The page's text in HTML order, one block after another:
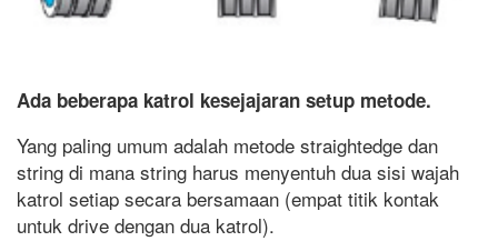
Ada beberapa katrol kesejajaran setup metode.
Yang paling umum adalah metode straightedge dan
string di mana string harus menyentuh dua sisi wajah
katrol setiap secara bersamaan (empat titik kontak
untuk drive dengan dua katrol).